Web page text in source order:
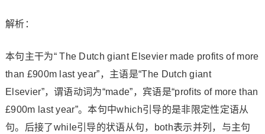
解析：
本句主干为“ The Dutch giant Elsevier made profits of more
than £900m last year”，主语是“The Dutch giant
Elsevier”，谓语动词为“made”，宾语是“profits of more than
£900m last year”。本句中which引导的是非限定性定语从
句。后接了while引导的状语从句，both表示并列，与主句